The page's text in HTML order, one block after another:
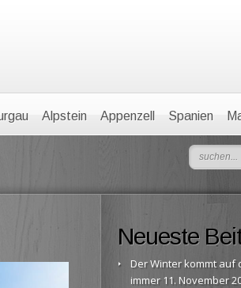
Alpstein Appenzell Spanien
Neueste
Der Winter kommt auf
immer 11. November